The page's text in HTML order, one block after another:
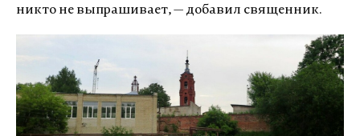
никто не выпрашивает, — добавил священник.